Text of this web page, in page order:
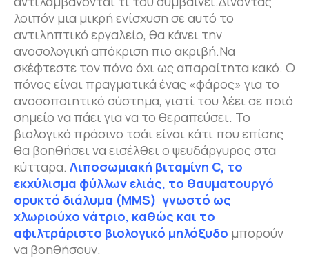
λοιπόν μια μικρή ενίσχυση σε αυτό το
αντιληπτικό εργαλείο, θα κάνει την
ανοσολογική απόκριση πιο ακριβή.Να
σκέφτεστε τον πόνο όχι ως απαραίτητα κακό. Ο
πόνος είναι πραγματικά ένας «φάρος» για το
ανοσοποιητικό σύστημα, γιατί του λέει σε ποιό
σημείο να πάει για να το θεραπεύσει. Το
βιολογικό πράσινο τσάι είναι κάτι που επίσης
θα βοηθήσει να εισέλθει ο ψευδάργυρος στα
κύτταρα. Λιποσωμιακή βιταμίνη C, το
εκχύλισμα φύλλων ελιάς, το θαυματουργό
ορυκτό διάλυμα (MMS) γνωστό ως
χλωριούχο νάτριο, καθώς και το
αφιλτράριστο βιολογικό μηλόξυδο μπορούν
να βοηθήσουν.